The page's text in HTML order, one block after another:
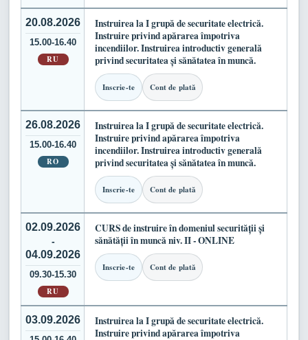
20.08.2026
15.00-16.40
RU
Instruirea la I grupă de securitate electrică.
Instruire privind apărarea împotriva
incendiilor. Instruirea introductiv generală
privind securitatea și sănătatea în muncă.
Inscrie-te Cont de plată
26.08.2026
15.00-16.40
RO
Instruirea la I grupă de securitate electrică.
Instruire privind apărarea împotriva
incendiilor. Instruirea introductiv generală
privind securitatea și sănătatea în muncă.
Inscrie-te Cont de plată
02.09.2026
-
04.09.2026
09.30-15.30
RU
CURS de instruire în domeniul securității și
sănătății în muncă niv. II - ONLINE
Inscrie-te Cont de plată
03.09.2026
Instruirea la I grupă de securitate electrică.
Instruire privind apărarea împotriva